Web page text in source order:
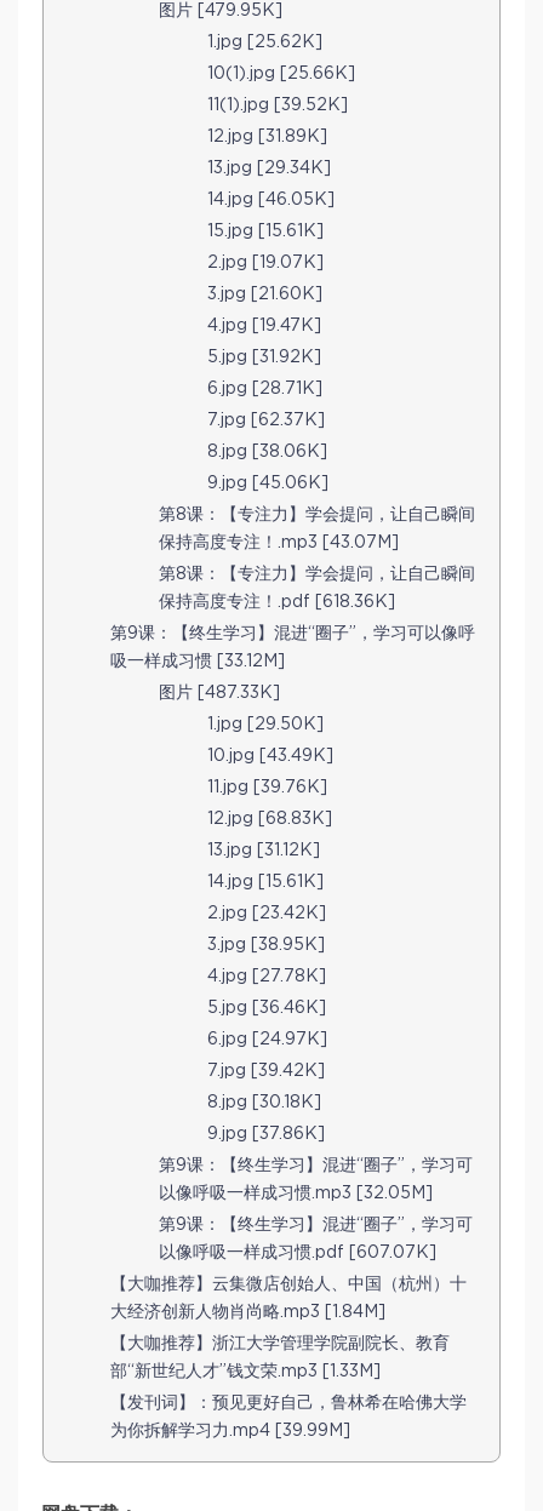
图片 [479.95K]
1.jpg [25.62K]
10(1).jpg [25.66K]
11(1).jpg [39.52K]
12.jpg [31.89K]
13.jpg [29.34K]
14.jpg [46.05K]
15.jpg [15.61K]
2.jpg [19.07K]
3.jpg [21.60K]
4.jpg [19.47K]
5.jpg [31.92K]
6.jpg [28.71K]
7.jpg [62.37K]
8.jpg [38.06K]
9.jpg [45.06K]
第8课：【专注力】学会提问，让自己瞬间
保持高度专注！.mp3 [43.07M]
第8课：【专注力】学会提问，让自己瞬间
保持高度专注！.pdf [618.36K]
第9课：【终生学习】混进“圈子”，学习可以像呼
吸一样成习惯 [33.12M]
图片 [487.33K]
1.jpg [29.50K]
10.jpg [43.49K]
11.jpg [39.76K]
12.jpg [68.83K]
13.jpg [31.12K]
14.jpg [15.61K]
2.jpg [23.42K]
3.jpg [38.95K]
4.jpg [27.78K]
5.jpg [36.46K]
6.jpg [24.97K]
7.jpg [39.42K]
8.jpg [30.18K]
9.jpg [37.86K]
第9课：【终生学习】混进“圈子”，学习可
以像呼吸一样成习惯.mp3 [32.05M]
第9课：【终生学习】混进“圈子”，学习可
以像呼吸一样成习惯.pdf [607.07K]
【大咖推荐】云集微店创始人、中国（杭州）十
大经济创新人物肖尚略.mp3 [1.84M]
【大咖推荐】浙江大学管理学院副院长、教育
部“新世纪人才”钱文荣.mp3 [1.33M]
【发刊词】：预见更好自己，鲁林希在哈佛大学
为你拆解学习力.mp4 [39.99M]